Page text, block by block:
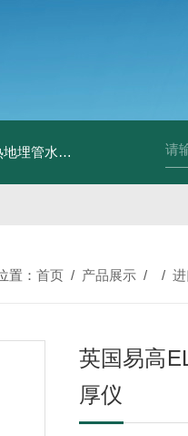
储热技术研究对比
置：首页 / 产品展示 / /
英国易高
厚仪